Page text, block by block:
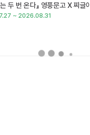
두 번 온다』 영풍문고 X 찌글이
~ 2026.08.31